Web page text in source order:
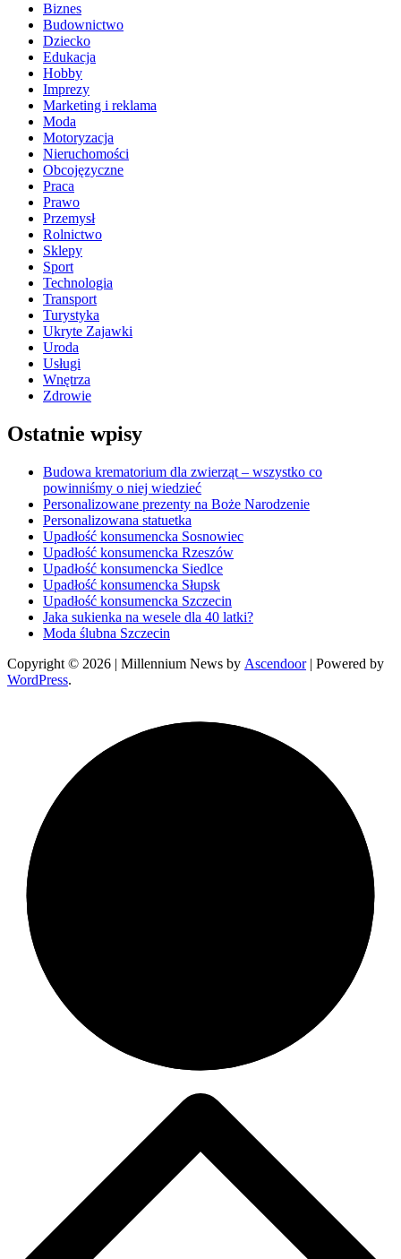
Biznes
Budownictwo
Dziecko
Edukacja
Hobby
Imprezy
Marketing i reklama
Moda
Motoryzacja
Nieruchomości
Obcojęzyczne
Praca
Prawo
Przemysł
Rolnictwo
Sklepy
Sport
Technologia
Transport
Turystyka
Ukryte Zajawki
Uroda
Usługi
Wnętrza
Zdrowie
Ostatnie wpisy
Budowa krematorium dla zwierząt – wszystko co
powinniśmy o niej wiedzieć
Personalizowane prezenty na Boże Narodzenie
Personalizowana statuetka
Upadłość konsumencka Sosnowiec
Upadłość konsumencka Rzeszów
Upadłość konsumencka Siedlce
Upadłość konsumencka Słupsk
Upadłość konsumencka Szczecin
Jaka sukienka na wesele dla 40 latki?
Moda ślubna Szczecin
Copyright © 2026 | Millennium News by Ascendoor| Powered by
WordPress.